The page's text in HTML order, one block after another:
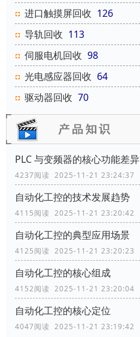
进口触摸屏回收 126
导轨回收 113
伺服电机回收 98
光电感应器回收 64
驱动器回收 70
PLC 与变频器的核心功能差异
4237阅读 2025-11-21 23:24:37
自动化工控的技术发展趋势
4115阅读 2025-11-21 23:20:42
自动化工控的典型应用场景
4125阅读 2025-11-21 23:20:23
自动化工控的核心组成
4152阅读 2025-11-21 23:20:04
自动化工控的核心定位
4047阅读 2025-11-21 23:19:42